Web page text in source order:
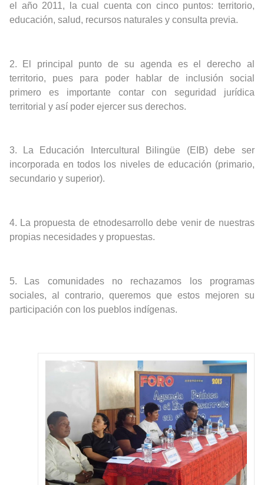
el año 2011, la cual cuenta con cinco puntos: territorio,
educación, salud, recursos naturales y consulta previa.
2.
El principal punto de su agenda es el derecho al
territorio, pues para poder hablar de inclusión social
primero es importante contar con seguridad jurídica
territorial y así poder ejercer sus derechos.
3.
La Educación Intercultural Bilingüe (EIB) debe ser
incorporada en todos los niveles de educación (primario,
secundario y superior).
4. La propuesta de etnodesarrollo debe venir de nuestras
propias necesidades y propuestas.
5.
Las comunidades no rechazamos los programas
sociales, al contrario, queremos que estos mejoren su
participación con los pueblos indígenas.